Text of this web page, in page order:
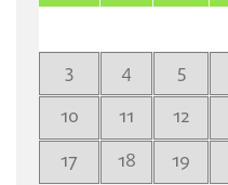
3
4 5
10
11 12
17
18 19